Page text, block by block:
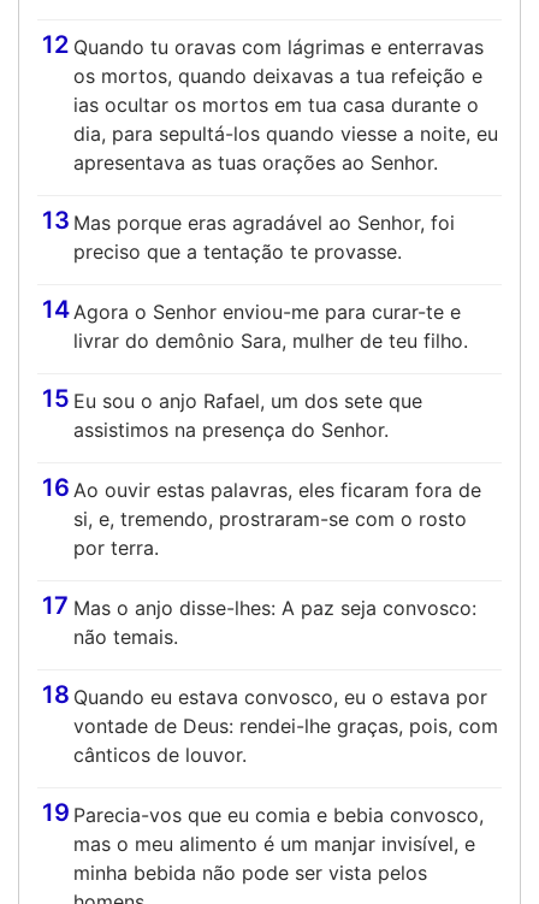
12 Quando tu oravas com lágrimas e enterravas
os mortos, quando deixavas a tua refeição e
ias ocultar os mortos em tua casa durante o
dia, para sepultá-los quando viesse a noite, eu
apresentava as tuas orações ao Senhor.
13 Mas porque eras agradável ao Senhor, foi
preciso que a tentação te provasse.
14Agora o Senhor enviou-me para curar-te e
livrar do demônio Sara, mulher de teu filho.
15 Eu sou o anjo Rafael, um dos sete que
assistimos na presença do Senhor.
16 Ao ouvir estas palavras, eles ficaram fora de
si, e, tremendo, prostraram-se com o rosto
por terra.
17 Mas o anjo disse-lhes: A paz seja convosco:
não temais.
18 Quando eu estava convosco, eu o estava por
vontade de Deus: rendei-lhe graças, pois, com
cânticos de louvor.
19 Parecia-vos que eu comia e bebia convosco,
mas o meu alimento é um manjar invisível, e
minha bebida não pode ser vista pelos